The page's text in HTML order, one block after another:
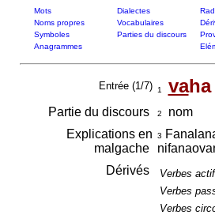
Mots Dialectes
Noms propres
Vocabulaires
Symboles
Parties du discours
Anagrammes
Entrée (1/7) 1 vaha
Partie du discours 2
nom
Explications en
malgache
3
Dérivés Verbes
Verbes
Verbes